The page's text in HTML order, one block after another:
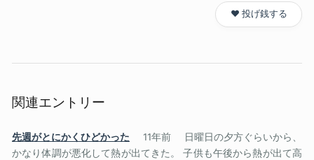
❤️ 投げ銭する
関連エントリー
先週がとにかくひどかった 11年前
日曜日の夕方ぐらいから、
かなり体調が悪化して熱が出てきた。 子供も午後から熱が出て高